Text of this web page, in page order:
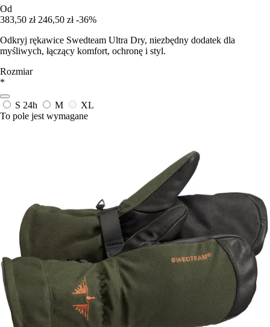
Od
383,50 zł 246,50 zł -36%
Odkryj rękawice Swedteam Ultra Dry, niezbędny dodatek dla
myśliwych, łączący komfort, ochronę i styl.
Rozmiar
*
S 24h M
XL
To pole jest wymagane